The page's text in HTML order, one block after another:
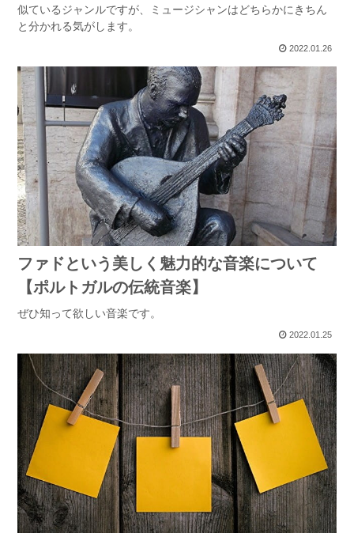
似ているジャンルですが、ミュージシャンはどちらかにきちん
と分かれる気がします。
2022.01.26
ファドという美しく魅力的な音楽について
【ポルトガルの伝統音楽】
ぜひ知って欲しい音楽です。
2022.01.25